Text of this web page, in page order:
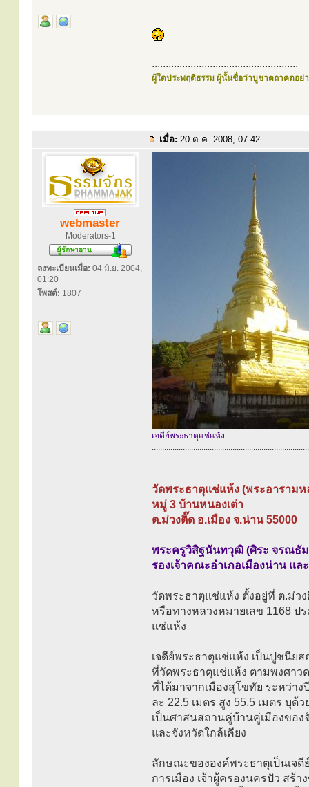
.....................................................
ผู้ใดประพฤติธรรม ผู้นั้นชื่อว่าบูชาตถาคตอย่า
เมื่อ: 20 ต.ค. 2008, 07:42
webmaster
Moderators-1
ลงทะเบียนเมื่อ: 04 มิ.ย. 2004,
01:20
โพสต์: 1807
เจดีย์พระธาตุแช่แห้ง
............................................................................
วัดพระธาตุแช่แห้ง (พระอารามห
หมู่ 3 บ้านหนองเต่า
ต.ม่วงติ๊ด อ.เมือง จ.น่าน 55000
พระครูวิสิฐนันทวุฒิ (ศิระ จรณธั
รองเจ้าคณะอำเภอเมืองน่าน แล
วัดพระธาตุแช่แห้ง ตั้งอยู่ที่ ต.ม่ว
หรือทางหลวงหมายเลข 1168 ป
แช่แห้ง
เจดีย์พระธาตุแช่แห้ง เป็นปูชนีย
ที่วัดพระธาตุแช่แห้ง ตามพงศาว
ที่ได้มาจากเมืองสุโขทัย ระหว่าง
ละ 22.5 เมตร สูง 55.5 เมตร บุ
เป็นศาสนสถานคู่บ้านคู่เมืองขอ
และจังหวัดใกล้เคียง
ลักษณะขององค์พระธาตุเป็นเจดี
การเมือง เจ้าผู้ครองนครปัว สร้